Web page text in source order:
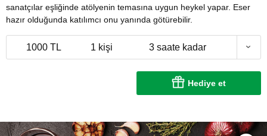
sanatçılar eşliğinde atölyenin temasına uygun heykel yapar. Eser
hazır olduğunda katılımcı onu yanında götürebilir.
1000 TL 1 kişi 3 saate kadar
Hediye et